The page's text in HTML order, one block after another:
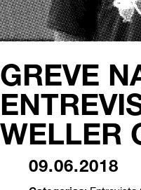
GREVE
WELLER
09.06.2018